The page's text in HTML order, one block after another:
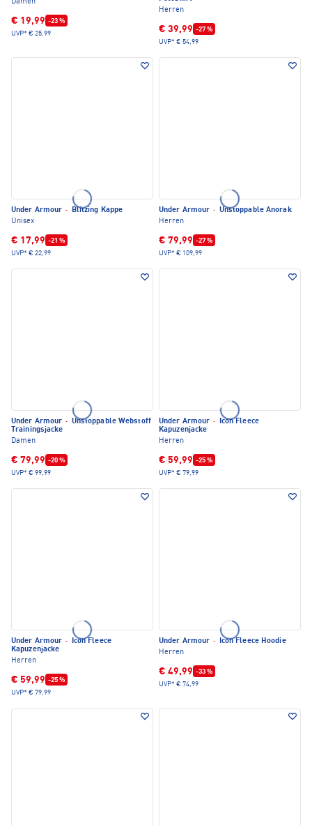
Damen
€ 19,99 -23 %
UVP* € 25,99
Herren
€ 39,99 -27 %
UVP* € 54,99
Under Armour ·
Blitzing Kappe
Unisex
€ 17,99 -21 %
UVP* € 22,99
Under Armour · Unstoppable Anorak
Herren
€ 79,99 -27 %
UVP* € 109,99
Under Armour · Unstoppable Webstoff
Trainingsjacke
Damen
€ 79,99 -20 %
UVP* € 99,99
Under Armour ·
Icon Fleece
Kapuzenjacke
Herren
€ 59,99 -25 %
UVP* € 79,99
Under Armour ·
Icon Fleece
Kapuzenjacke
Herren
€ 59,99 -25 %
UVP* € 79,99
Under Armour ·
Icon Fleece Hoodie
Herren
€ 49,99 -33 %
UVP* € 74,99